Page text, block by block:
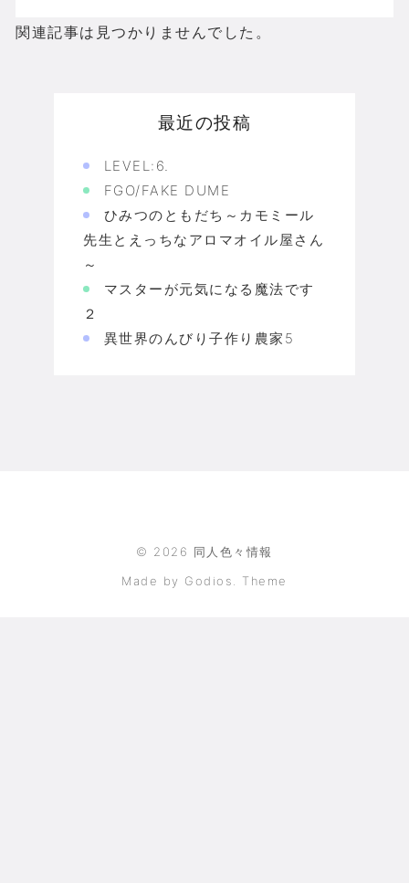
関連記事は見つかりませんでした。
最近の投稿
LEVEL:6.
FGO/FAKE DUME
ひみつのともだち～カモミール
先生とえっちなアロマオイル屋さん
～
マスターが元気になる魔法です
２
異世界のんびり子作り農家5
© 2026 同人色々情報
Made by Godios. Theme